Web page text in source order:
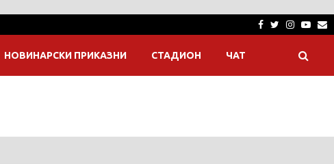
Facebook
Twitter
НОВИНАРСКИ ПРИКАЗНИ СТАДИОН ЧАТ